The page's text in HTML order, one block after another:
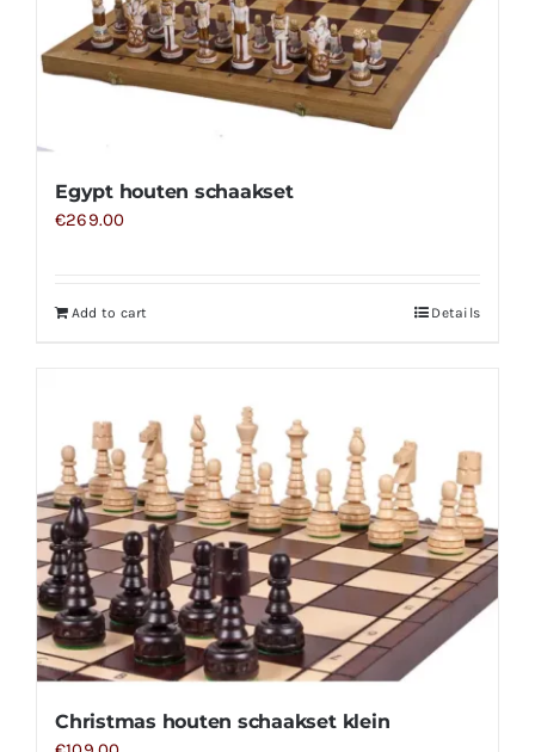
Egypt houten schaakset
€269.00
Add to cart Details
Christmas houten schaakset klein